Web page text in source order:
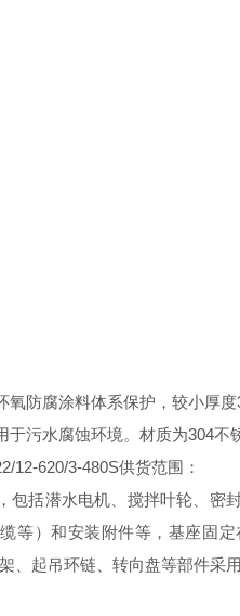
氧防腐涂料体系保护，较小厚度
于污水腐蚀环境。材质为304不
12-620/3-480S供货范围：
包括潜水电机、搅拌叶轮、密
等）和安装附件等，基座固
、起吊环链、转向盘等部件采